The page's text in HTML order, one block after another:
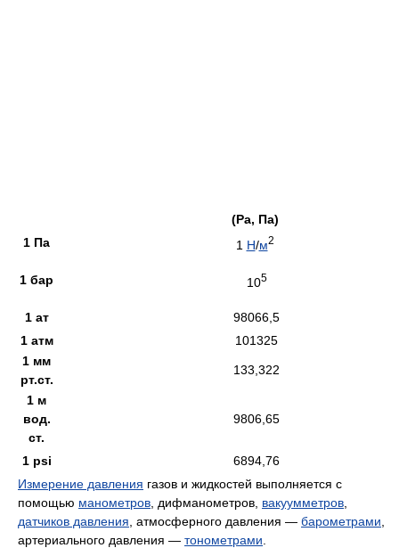
(Pa, Па)
1 Па
1 Н/м2
1 бар 105
1 ат
98066,5
1 атм
101325
1 мм
рт.ст.
133,322
1 м
вод.
ст.
9806,65
1 psi
6894,76
Измерение давления газов и жидкостей выполняется с
помощью манометров , дифманометров, вакуумметров
датчиков давления , атмосферного давления — барометрами
артериального давления — тонометрами